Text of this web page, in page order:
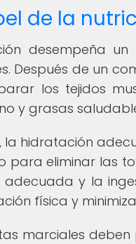
de la
desempeña
Después de un
los tejidos
y grasas
la hidratación
para eliminar las
adecuada y la
física y
marciales